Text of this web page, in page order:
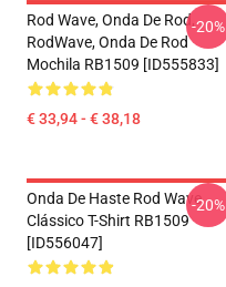
Rod Wave, Onda De Rod,
RodWave, Onda De Rod
Mochila RB1509 [ID555833]
€ 33,94 - € 38,18
-20%
Onda De Haste Rod Wave
Clássico T-Shirt RB1509
[ID556047]
-20%